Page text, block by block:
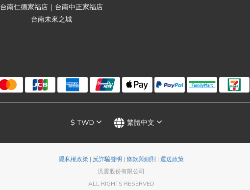
台南仁德家福店｜台南中正家福店
台南未來之城
$ TWD 繁體中文
隱私權政策| 反詐騙聲明 | 條款與細則 | 運送政策
汎雲股份有限公司
ALL RIGHTS RESERVED